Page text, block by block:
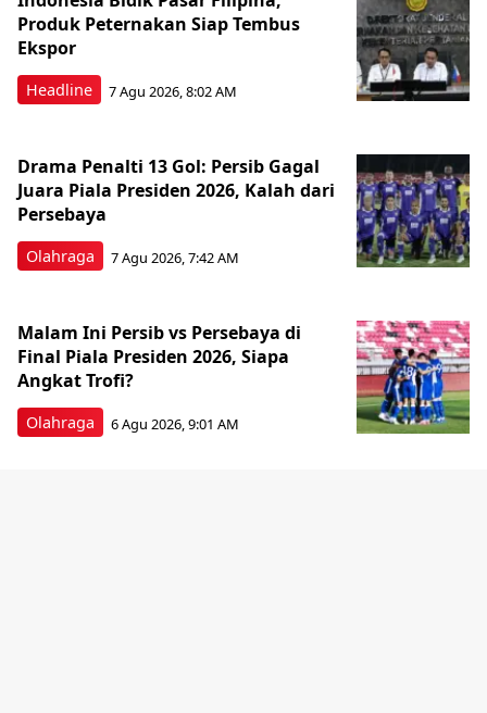
Headline
Produk Peternakan Siap Tembus
Ekspor
7 Agu 2026, 8:02 AM
Olahraga
Drama Penalti 13 Gol: Persib Gagal
Juara Piala Presiden 2026, Kalah dari
Persebaya
7 Agu 2026, 7:42 AM
Olahraga
Malam Ini Persib vs Persebaya di
Final Piala Presiden 2026, Siapa
Angkat Trofi?
6 Agu 2026, 9:01 AM